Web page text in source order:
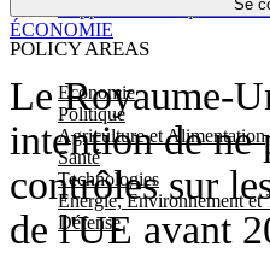
Se
POLICY AREAS
Economie
Politique
Agriculture et Alimentation
Santé
Technologies
Energie, Environnement et
Défense
Le Royaume-
intention de ne
contrôles sur
de l'UE avant
ÉCONOMIE